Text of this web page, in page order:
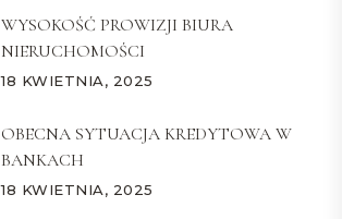
WYSOKOŚĆ PROWIZJI BIURA
NIERUCHOMOŚCI
18 KWIETNIA, 2025
OBECNA SYTUACJA KREDYTOWA W
BANKACH
18 KWIETNIA, 2025